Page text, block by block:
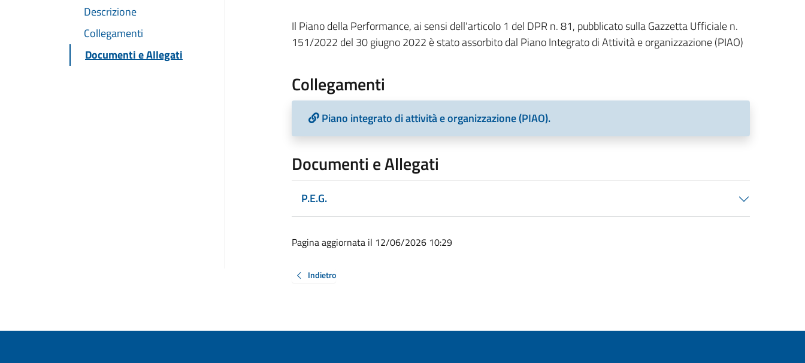
Descrizione
Collegamenti
Documenti e Allegati
Il Piano della Performance, ai sensi dell'articolo 1 del DPR n. 81, pubblicato sulla Gazzetta Ufficiale n.
151/2022 del 30 giugno 2022 è stato assorbito dal Piano Integrato di Attività e organizzazione (PIAO)
Collegamenti
Piano integrato di attività e organizzazione (PIAO).
Documenti e Allegati
P.E.G.
Pagina aggiornata il 12/06/2026 10:29
Indietro